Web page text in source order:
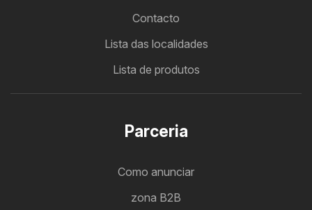
Contacto
Lista das localidades
Lista de produtos
Parceria
Como anunciar
zona B2B